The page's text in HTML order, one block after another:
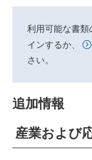
利用可能な書
インするか、
さい。
追加情報
産業および